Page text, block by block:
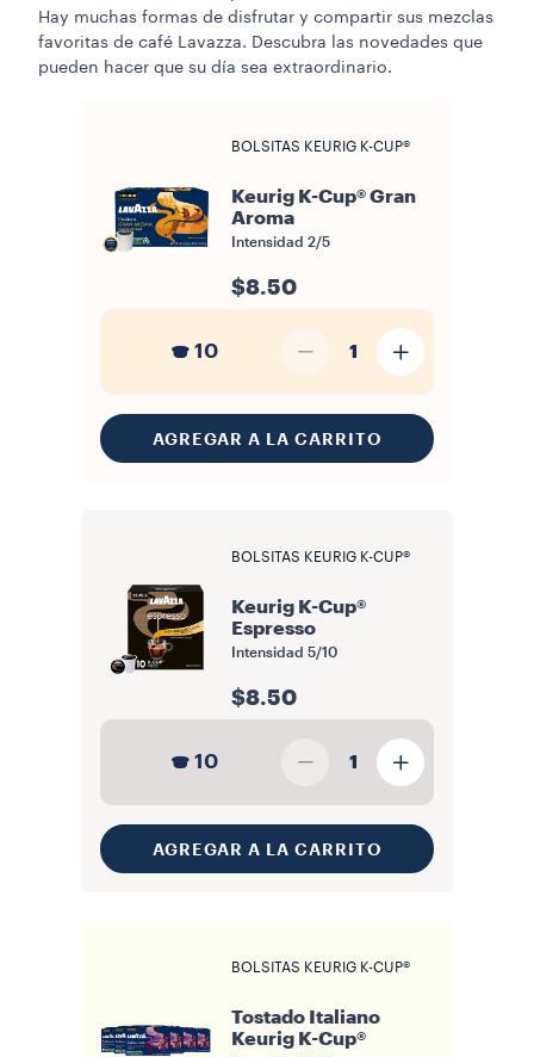
Hay muchas formas de disfrutar y compartir sus mezclas
favoritas de café Lavazza. Descubra las novedades que
pueden hacer que su día sea extraordinario.
BOLSITAS KEURIG K-CUP®
Keurig K-Cup® Gran
Aroma
Intensidad 2/5
$8.50
10 1
AGREGAR A LA CARRITO
BOLSITAS KEURIG K-CUP®
Keurig K-Cup®
Espresso
Intensidad 5/10
$8.50
10 1
AGREGAR A LA CARRITO
BOLSITAS KEURIG K-CUP®
Tostado Italiano
Keurig K-Cup®